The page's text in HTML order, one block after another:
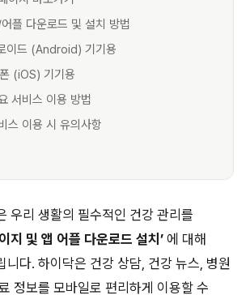
플 다운로드 및 설치 방법
이드 (Android) 기기용
(iOS) 기기용
서비스 이용 방법
스 이용 시 유의사항
우리 생활의 필수적인 건강 관리를
지 및 앱 어플 다운로드 설치’ 에 대해
니다. 하이닥은 건강 상담, 건강 뉴스, 병원
정보를 모바일로 편리하게 이용할 수